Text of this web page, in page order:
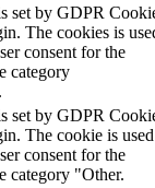
set by GDPR
The cookies is
consent for the
category
set by GDPR
The cookie is used
consent for the
category "Other.